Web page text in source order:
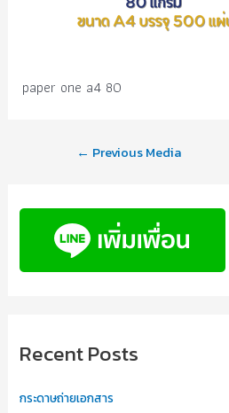
paper one a4 80
← Previous Media
Recent Posts
กระดาษถ่ายเอกสาร